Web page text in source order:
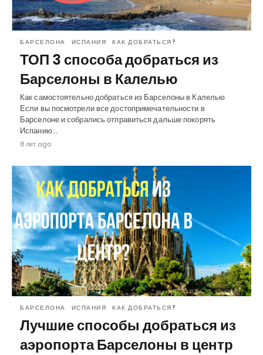
БАРСЕЛОНА ИСПАНИЯ КАК ДОБРАТЬСЯ?
ТОП 3 способа добраться из
Барселоны в Калелью
Как самостоятельно добраться из Барселоны в Калелью
Если вы посмотрели все достопримечательности в
Барселоне и собрались отправиться дальше покорять
Испанию…
8 лет ago
БАРСЕЛОНА ИСПАНИЯ КАК ДОБРАТЬСЯ?
Лучшие способы добраться из
аэропорта Барселоны в центр